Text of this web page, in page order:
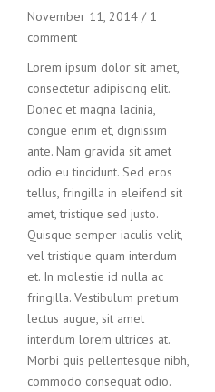
November 11, 2014 / 1
comment
Lorem ipsum dolor sit amet,
consectetur adipiscing elit.
Donec et magna lacinia,
congue enim et, dignissim
ante. Nam gravida sit amet
odio eu tincidunt. Sed eros
tellus, fringilla in eleifend sit
amet, tristique sed justo.
Quisque semper iaculis velit,
vel tristique quam interdum
et. In molestie id nulla ac
fringilla. Vestibulum pretium
lectus augue, sit amet
interdum lorem ultrices at.
Morbi quis pellentesque nibh,
commodo consequat odio.